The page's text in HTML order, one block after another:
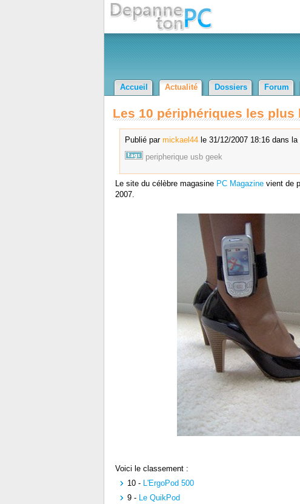
Accueil Actualité Dossiers Forum
Les 10 périphériques les plus
Publié par mickael44le 31/12/2007 18:16 dans la
peripherique usb geek
Le site du célèbre magasine PC Magazinevient de
2007.
Voici le classement :
10 - L'ErgoPod 500
9 - Le QuikPod